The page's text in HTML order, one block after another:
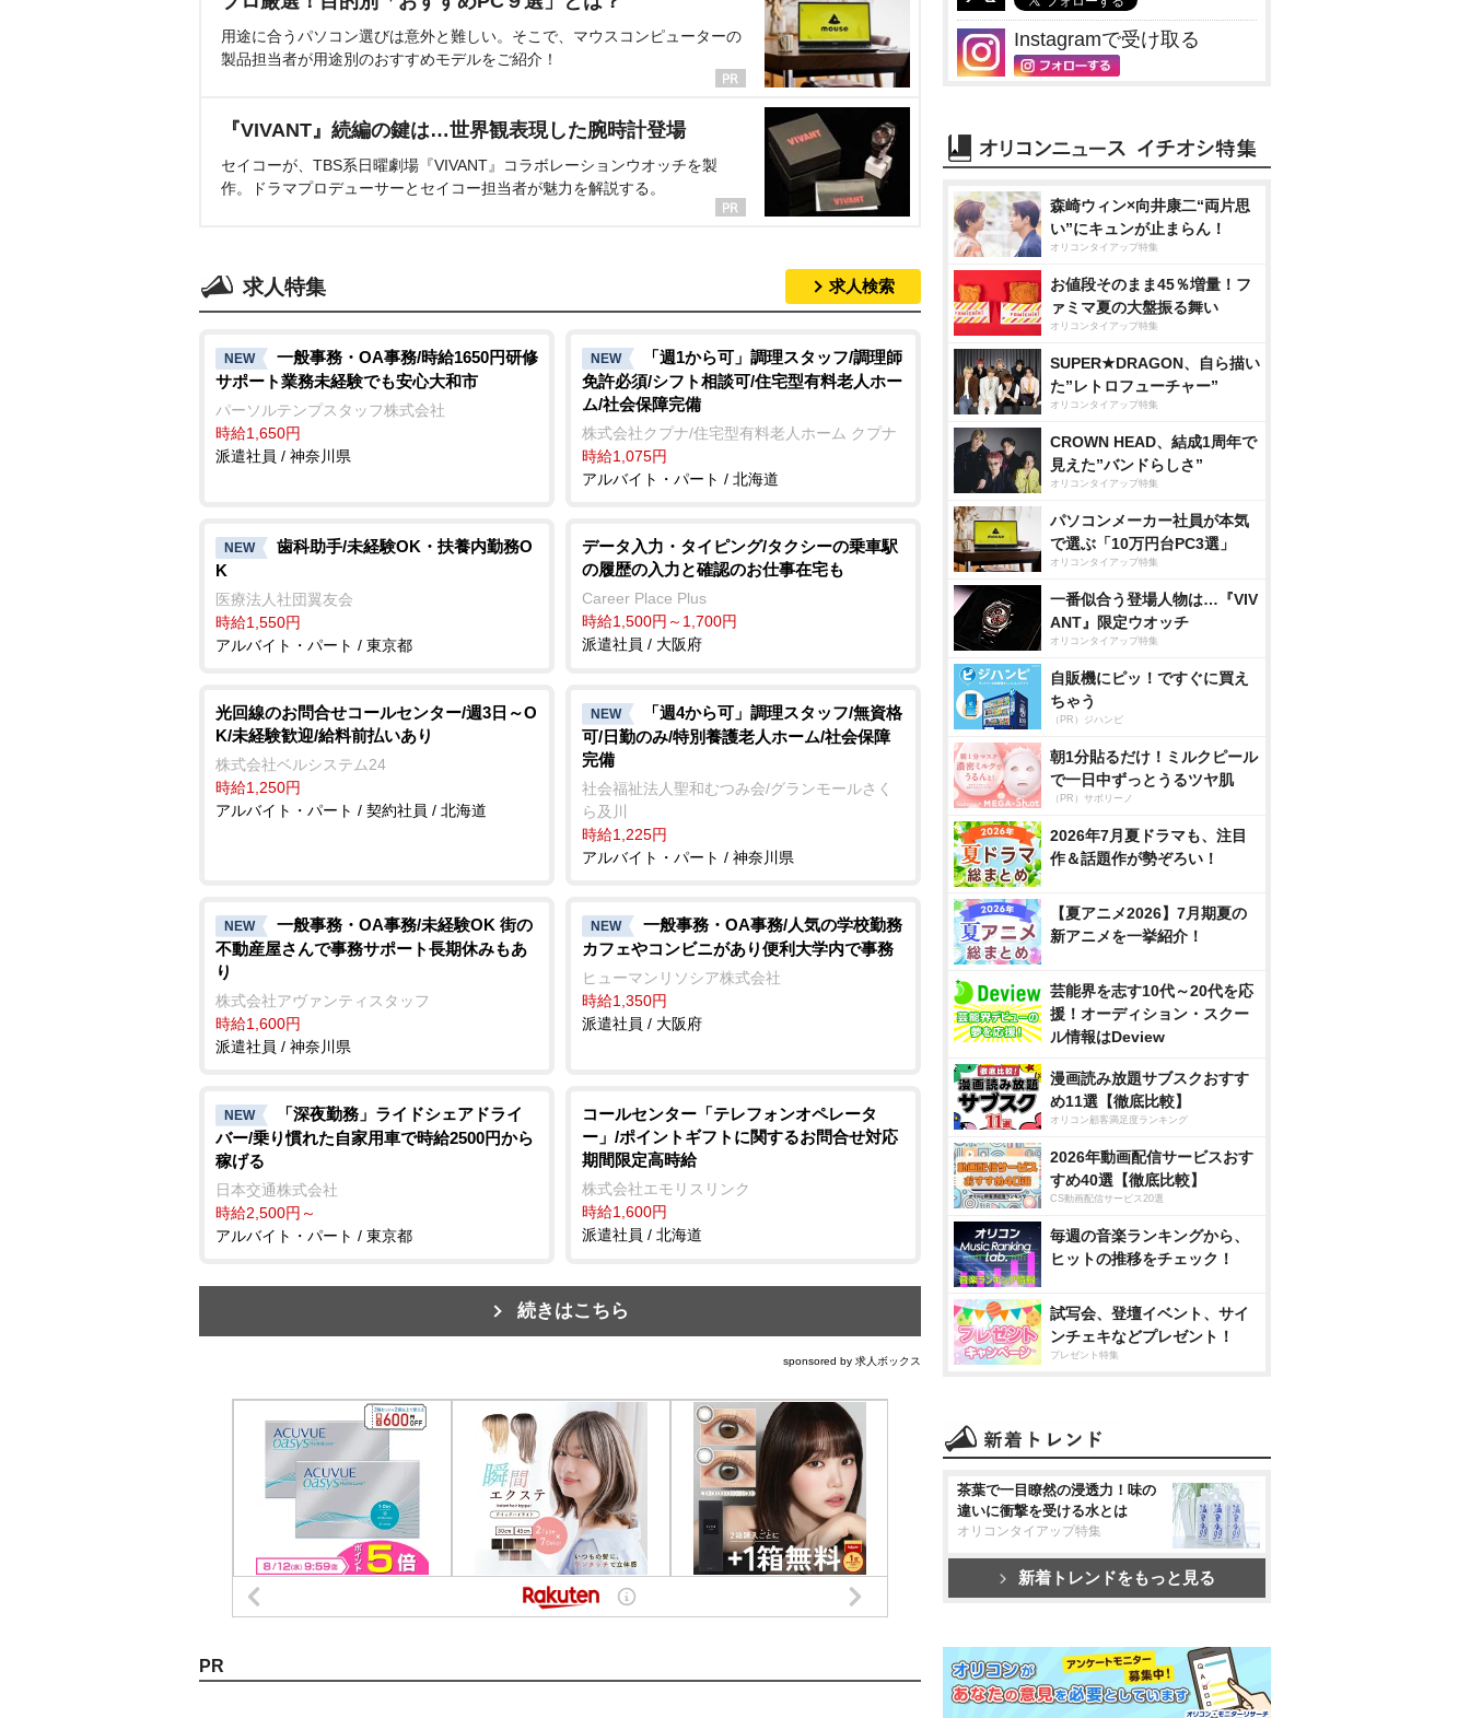
用途に合うパソコン選びは意外と難しい。そこで、マウスコンピューターの
製品担当者が用途別のおすすめモデルをご紹介！
『VIVANT』続編の鍵は…世界観表現した腕時計登場
セイコーが、TBS系日曜劇場『VIVANT』コラボレーションウオッチを製
作。ドラマプロデューサーとセイコー担当者が魅力を解説する。
求人特集 求人検索
NEW
一般事務・OA事務/時給1650円研修
サポート業務未経験でも安心大和市
パーソルテンプスタッフ株式会社
時給1,650円
派遣社員 / 神奈川県
NEW
「週1から可」調理スタッフ/調理師
免許必須/シフト相談可/住宅型有料老人ホー
ム/社会保障完備
株式会社クプナ/住宅型有料老人ホーム クプナ
時給1,075円
アルバイト・パート / 北海道
NEW
歯科助手/未経験OK・扶養内勤務O
K
医療法人社団翼友会
時給1,550円
アルバイト・パート / 東京都
データ入力・タイピング/タクシーの乗車駅
の履歴の入力と確認のお仕事在宅も
Career Place Plus
時給1,500円～1,700円
派遣社員 / 大阪府
光回線のお問合せコールセンター/週3日～O
K/未経験歓迎/給料前払いあり
株式会社ベルシステム24
時給1,250円
アルバイト・パート / 契約社員 / 北海道
NEW
「週4から可」調理スタッフ/無資格
可/日勤のみ/特別養護老人ホーム/社会保障
完備
社会福祉法人聖和むつみ会/グランモールさく
ら及川
時給1,225円
アルバイト・パート / 神奈川県
NEW
一般事務・OA事務/未経験OK 街の
不動産屋さんで事務サポート長期休みもあ
り
株式会社アヴァンティスタッフ
時給1,600円
派遣社員 / 神奈川県
NEW
一般事務・OA事務/人気の学校勤務
カフェやコンビニがあり便利大学内で事務
ヒューマンリソシア株式会社
時給1,350円
派遣社員 / 大阪府
NEW
「深夜勤務」ライドシェアドライ
バー/乗り慣れた自家用車で時給2500円から
稼げる
日本交通株式会社
時給2,500円～
アルバイト・パート / 東京都
コールセンター「テレフォンオペレータ
ー」/ポイントギフトに関するお問合せ対応
期間限定高時給
株式会社エモリスリンク
時給1,600円
派遣社員 / 北海道
続きはこちら
sponsored by 求人ボックス
PR
Instagramで受け取る
森崎ウィン×向井康二“両片思
い”にキュンが止まらん！
オリコンタイアップ特集
お値段そのまま45％増量！フ
ァミマ夏の大盤振る舞い
オリコンタイアップ特集
SUPER★DRAGON、自ら描い
た”レトロフューチャー”
オリコンタイアップ特集
CROWN HEAD、結成1周年で
見えた”バンドらしさ”
オリコンタイアップ特集
パソコンメーカー社員が本気
で選ぶ「10万円台PC3選」
オリコンタイアップ特集
一番似合う登場人物は…『VIV
ANT』限定ウオッチ
オリコンタイアップ特集
自販機にピッ！ですぐに買え
ちゃう
（PR）ジハンピ
朝1分貼るだけ！ミルクピール
で一日中ずっとうるツヤ肌
（PR）サボリーノ
2026年7月夏ドラマも、注目
作＆話題作が勢ぞろい！
【夏アニメ2026】7月期夏の
新アニメを一挙紹介！
芸能界を志す10代～20代を応
援！オーディション・スクー
ル情報はDeview
漫画読み放題サブスクおすす
め11選【徹底比較】
オリコン顧客満足度ランキング
2026年動画配信サービスおす
すめ40選【徹底比較】
CS動画配信サービス20選
毎週の音楽ランキングから、
ヒットの推移をチェック！
試写会、登壇イベント、サイ
ンチェキなどプレゼント！
プレゼント特集
茶葉で一目瞭然の浸透力！味の
違いに衝撃を受ける水とは
オリコンタイアップ特集
新着トレンドをもっと見る